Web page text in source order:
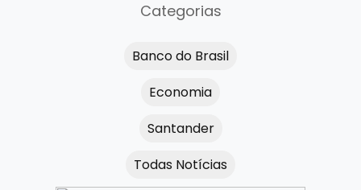
Categorias
Banco do Brasil
Economia
Santander
Todas Notícias